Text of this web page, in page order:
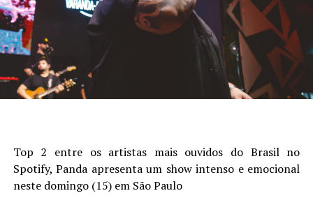
Top 2 entre os artistas mais ouvidos do Brasil no
Spotify, Panda apresenta um show intenso e emocional
neste domingo (15) em São Paulo